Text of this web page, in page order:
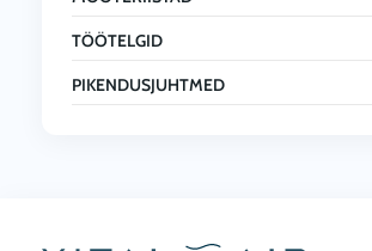
TÖÖTELGID
PIKENDUSJUHTMED